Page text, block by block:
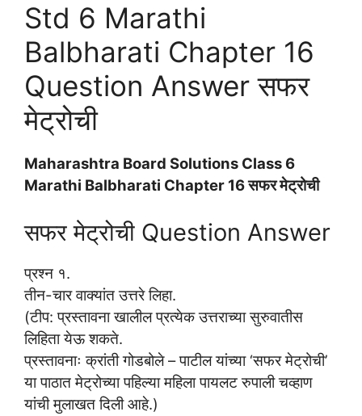
Std 6 Marathi
Balbharati Chapter 16
Question Answer सफर
मेट्रोची
Maharashtra Board Solutions Class 6
Marathi Balbharati Chapter 16 सफर मेट्रोची
सफर मेट्रोची Question Answer
प्रश्न १.
तीन-चार वाक्यांत उत्तरे लिहा.
(टीप: प्रस्तावना खालील प्रत्येक उत्तराच्या सुरुवातीस
लिहिता येऊ शकते.
प्रस्तावनाः क्रांती गोडबोले – पाटील यांच्या ‘सफर मेट्रोची’
या पाठात मेट्रोच्या पहिल्या महिला पायलट रुपाली चव्हाण
यांची मुलाखत दिली आहे.)